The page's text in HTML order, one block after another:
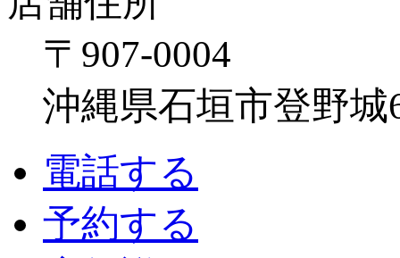
〒907-0004
沖縄県石垣市登野城
電話する
予約する